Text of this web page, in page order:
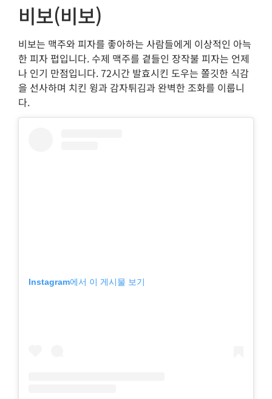
비보(비보)
비보는 맥주와 피자를 좋아하는 사람들에게 이상적인 아늑
한 피자 펍입니다. 수제 맥주를 곁들인 장작불 피자는 언제
나 인기 만점입니다. 72시간 발효시킨 도우는 쫄깃한 식감
을 선사하며 치킨 윙과 감자튀김과 완벽한 조화를 이룹니
다.
Instagram에서 이 게시물 보기